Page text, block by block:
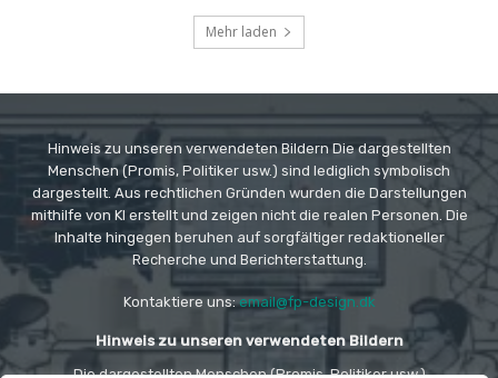
Mehr laden
Hinweis zu unseren verwendeten Bildern Die dargestellten
Menschen (Promis, Politiker usw.) sind lediglich symbolisch
dargestellt. Aus rechtlichen Gründen wurden die Darstellungen
mithilfe von KI erstellt und zeigen nicht die realen Personen. Die
Inhalte hingegen beruhen auf sorgfältiger redaktioneller
Recherche und Berichterstattung.
Kontaktiere uns:email@fp-design.dk
Hinweis zu unseren verwendeten Bildern
Die dargestellten Menschen (Promis, Politiker usw.)